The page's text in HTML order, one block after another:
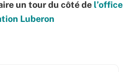
un tour du côté de l’office
Luberon